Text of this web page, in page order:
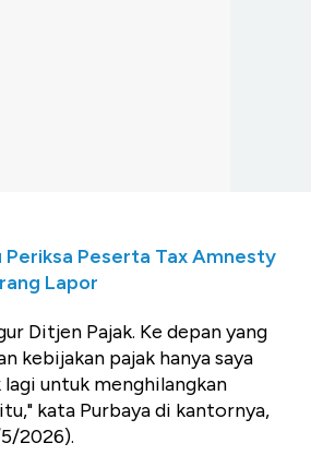
Periksa Peserta Tax Amnesty
Lapor
Ditjen Pajak. Ke depan yang
kebijakan pajak hanya saya
lagi untuk menghilangkan
kata Purbaya di kantornya,
2026).